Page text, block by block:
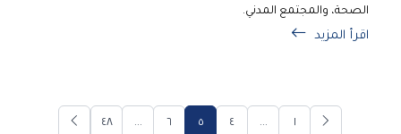
الصحة، والمجتمع المدني.
اقرأ المزيد
١ ... ٤ ٥ ٦ ... ٤٨